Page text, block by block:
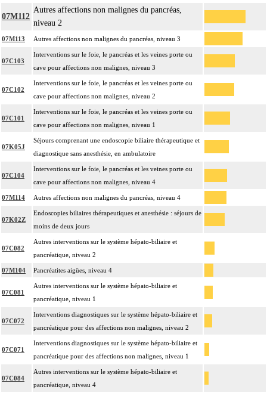
07M112
Autres affections non malignes du pancréas,
niveau 2
07M113 Autres affections non malignes du pancréas, niveau 3
07C103
Interventions sur le foie, le pancréas et les veines porte ou
cave pour affections non malignes, niveau 3
07C102
Interventions sur le foie, le pancréas et les veines porte ou
cave pour affections non malignes, niveau 2
07C101
Interventions sur le foie, le pancréas et les veines porte ou
cave pour affections non malignes, niveau 1
07K05J
Séjours comprenant une endoscopie biliaire thérapeutique et
diagnostique sans anesthésie, en ambulatoire
07C104
Interventions sur le foie, le pancréas et les veines porte ou
cave pour affections non malignes, niveau 4
07M114 Autres affections non malignes du pancréas, niveau 4
07K02Z
Endoscopies biliaires thérapeutiques et anesthésie : séjours de
moins de deux jours
07C082
Autres interventions sur le système hépato-biliaire et
pancréatique, niveau 2
07M104 Pancréatites aigües, niveau 4
07C081
Autres interventions sur le système hépato-biliaire et
pancréatique, niveau 1
07C072
Interventions diagnostiques sur le système hépato-biliaire et
pancréatique pour des affections non malignes, niveau 2
07C071
Interventions diagnostiques sur le système hépato-biliaire et
pancréatique pour des affections non malignes, niveau 1
07C084
Autres interventions sur le système hépato-biliaire et
pancréatique, niveau 4